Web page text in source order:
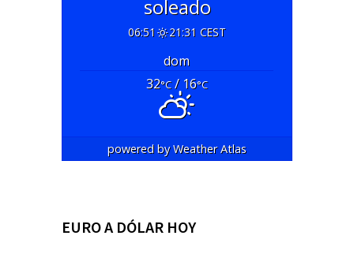
soleado
06:51 21:31 CEST
dom
32°C/ 16°C
powered byWeather Atlas
EURO A DÓLAR HOY